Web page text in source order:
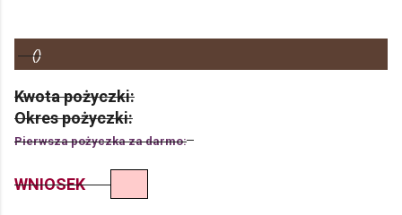
()
Kwota pożyczki:
Okres pożyczki:
Pierwsza pożyczka za darmo:
WNIOSEK